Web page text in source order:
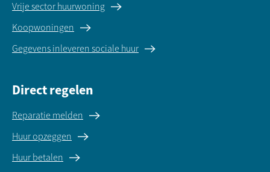
Vrije sector huurwoning
Koopwoningen
Gegevens inleveren sociale huur
Direct regelen
Reparatie melden
Huur opzeggen
Huur betalen